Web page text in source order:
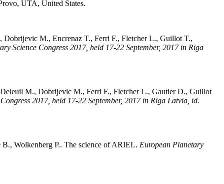
UTA, United States.
, Dobrijevic M., Encrenaz T., Ferri F., Fletcher L., Guillot T.,
Science Congress 2017, held 17-22 September, 2017 in Riga
Deleuil M., Dobrijevic M., Ferri F., Fletcher L., Gautier D., Guillot
2017, held 17-22 September, 2017 in Riga Latvia, id.
B., Wolkenberg P.. The science of ARIEL. European Planetary